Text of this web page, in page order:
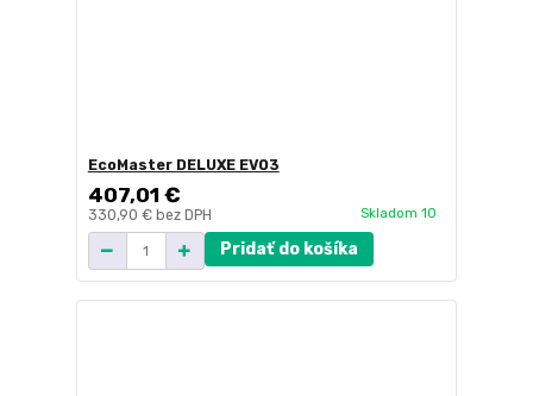
EcoMaster DELUXE EVO3
407,01 €
330,90 € bez DPH Skladom 10
Pridať do košíka